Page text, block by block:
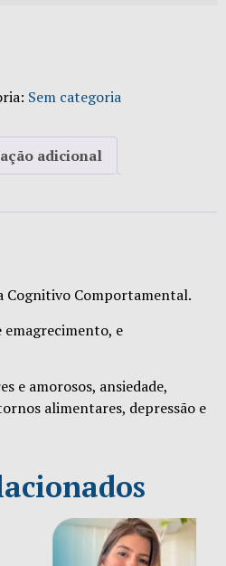
Sem categoria
adicional
Cognitivo Comportamental.
emagrecimento, e
e amorosos, ansiedade,
alimentares, depressão e